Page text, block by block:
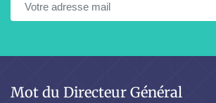
Mot du Directeur Général